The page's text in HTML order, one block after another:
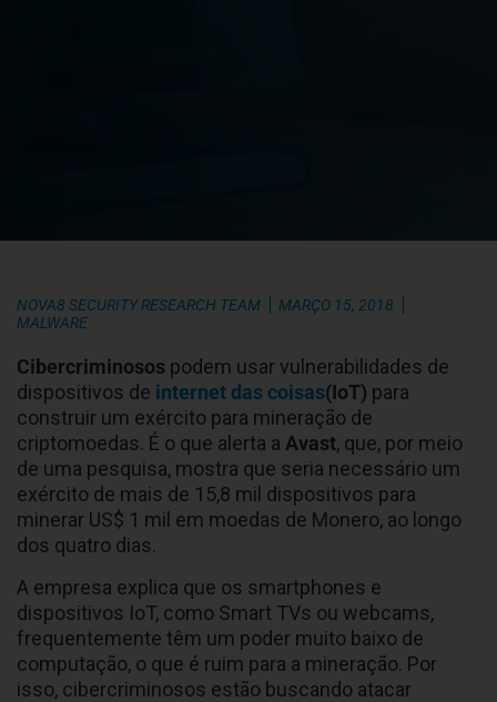
NOVA8 SECURITY RESEARCH TEAM
MARÇO 15, 2018
MALWARE
Cibercriminosos podem usar vulnerabilidades de
dispositivos de internet das coisas(IoT) para
construir um exército para mineração de
criptomoedas. É o que alerta a Avast, que, por meio
de uma pesquisa, mostra que seria necessário um
exército de mais de 15,8 mil dispositivos para
minerar US$ 1 mil em moedas de Monero, ao longo
dos quatro dias.
A empresa explica que os smartphones e
dispositivos IoT, como Smart TVs ou webcams,
frequentemente têm um poder muito baixo de
computação, o que é ruim para a mineração. Por
isso, cibercriminosos estão buscando atacar